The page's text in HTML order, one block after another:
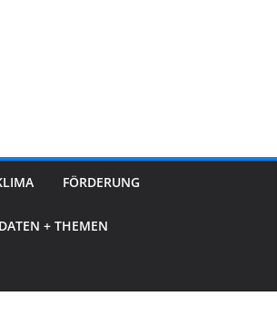
FÖRDERUNG
+ THEMEN